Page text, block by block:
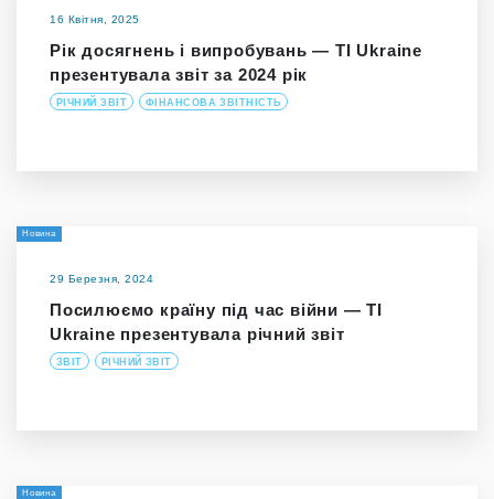
16 Квітня, 2025
Рік досягнень і випробувань — TI Ukraine
презентувала звіт за 2024 рік
РІЧНИЙ ЗВІТ ФІНАНСОВА ЗВІТНІСТЬ
Новина
29 Березня, 2024
Посилюємо країну під час війни — TI
Ukraine презентувала річний звіт
ЗВІТ РІЧНИЙ ЗВІТ
Новина